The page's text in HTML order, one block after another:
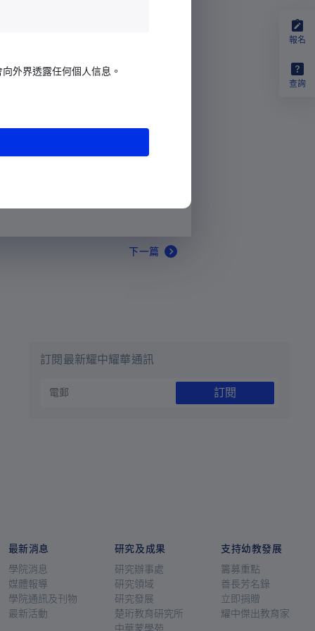
下一篇
訂閱最新耀中耀華通訊
訂閱
最新消息
學院消息
媒體報導
學院通訊及刊物
最新活動
研究及成果
研究辦事處
研究領域
研究發展
楚珩教育研究所
中華蒙學苑
支持幼教發展
籌募重點
善長芳名錄
立即捐贈
耀中傑出教育家
報名
查詢
外界透露任何個人信息。